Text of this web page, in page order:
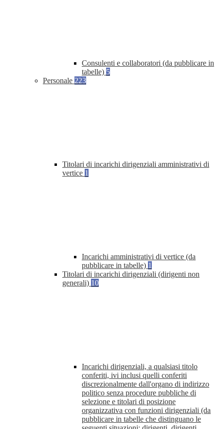
Consulenti e collaboratori (da pubblicare in
tabelle) 5
Personale 223
Titolari di incarichi dirigenziali amministrativi di
vertice 1
Incarichi amministrativi di vertice (da
pubblicare in tabelle) 1
Titolari di incarichi dirigenziali (dirigenti non
generali) 10
Incarichi dirigenziali, a qualsiasi titolo
conferiti, ivi inclusi quelli conferiti
discrezionalmente dall'organo di indirizzo
politico senza procedure pubbliche di
selezione e titolari di posizione
organizzativa con funzioni dirigenziali (da
pubblicare in tabelle che distinguano le